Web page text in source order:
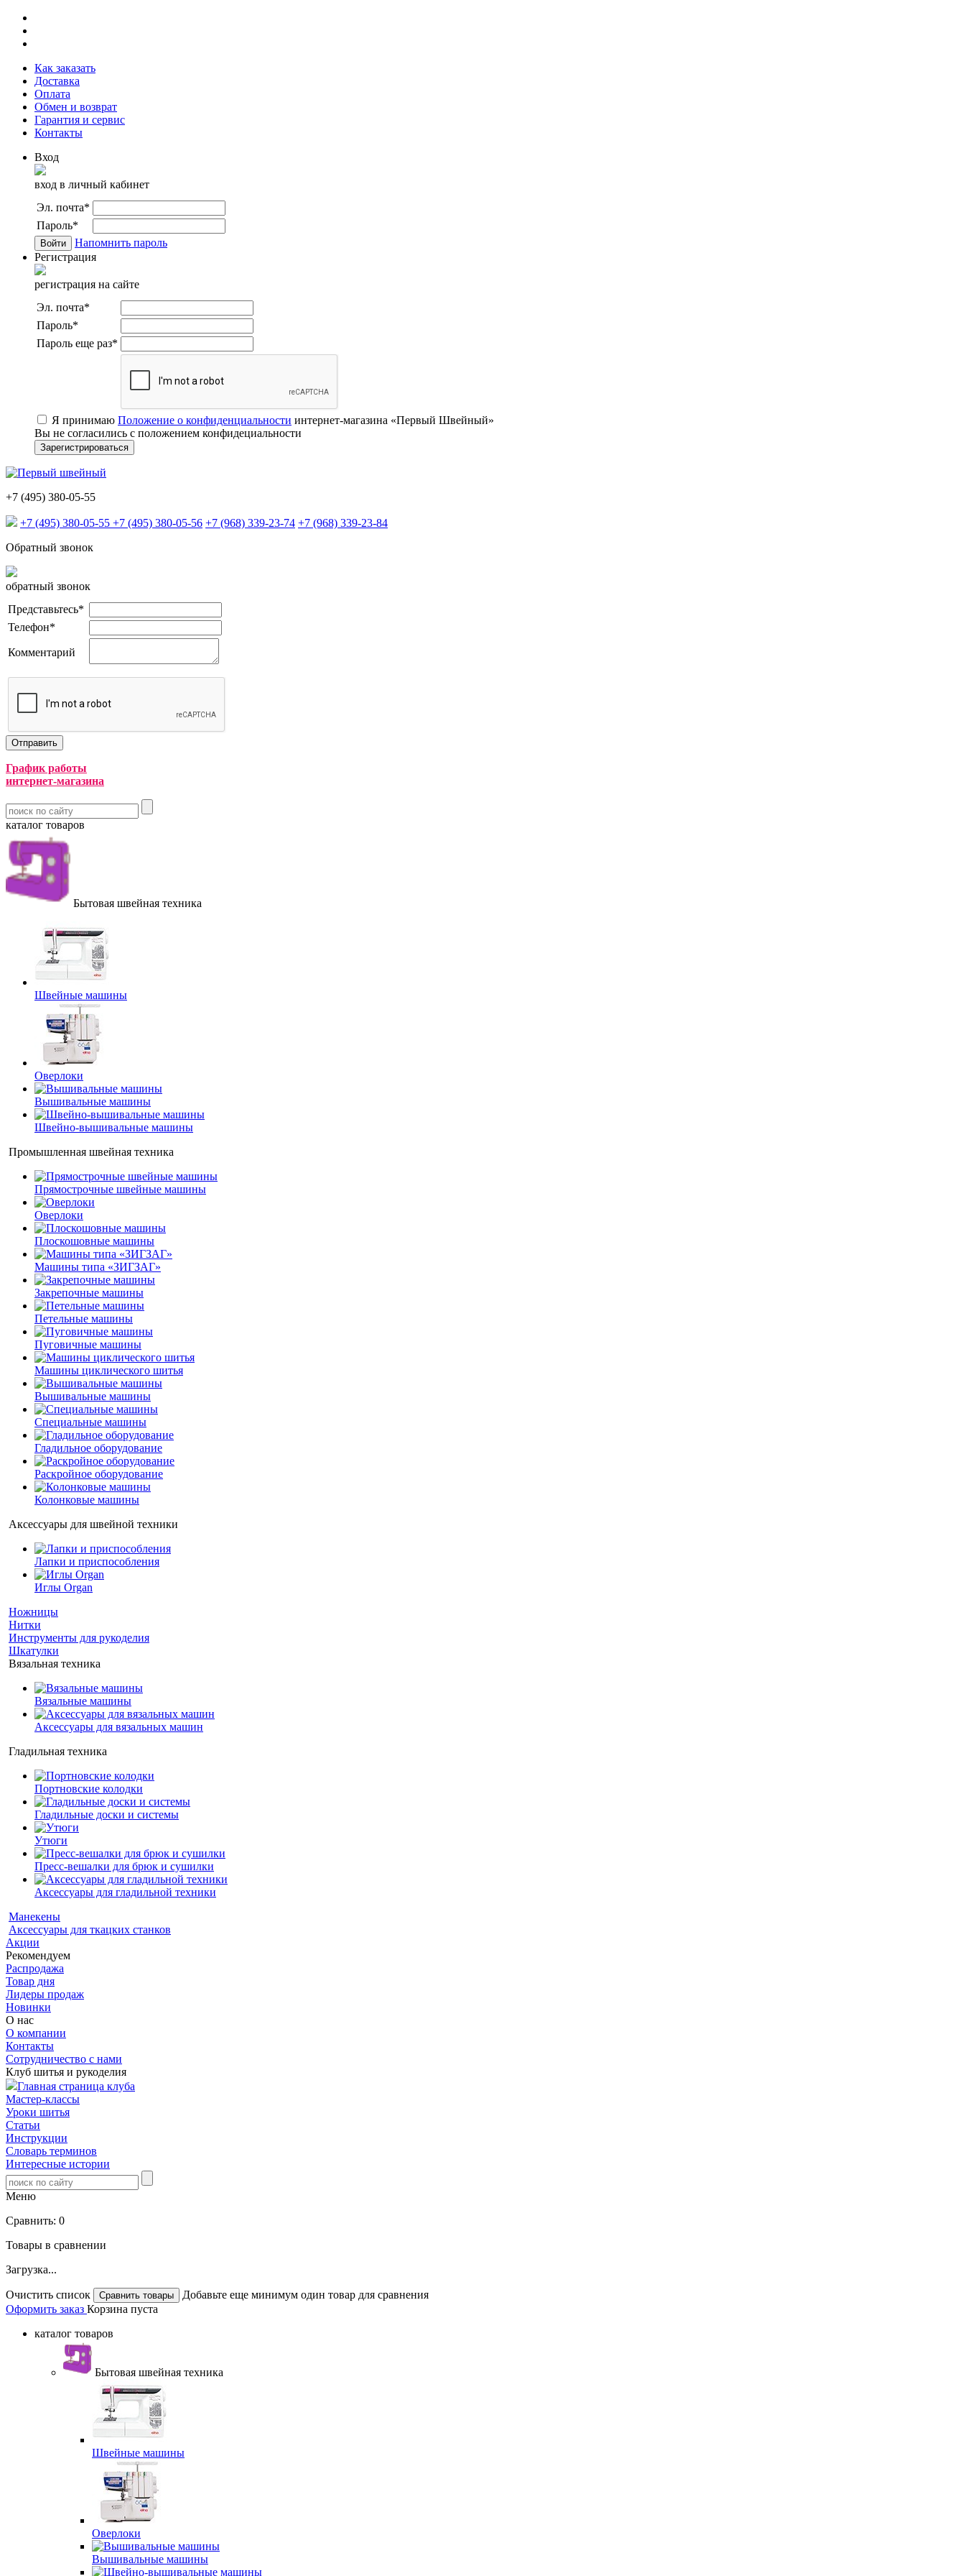
Как заказать
Доставка
Оплата
Обмен и возврат
Гарантия и сервис
Контакты
Вход
вход в личный кабинет
Эл. почта*
Пароль*
Напомнить пароль
Регистрация
регистрация на сайте
Эл. почта*
Пароль*
Пароль еще раз*
Я принимаю Положение о конфиденциальности интернет-магазина «Первый Швейный»
Вы не согласились с положением конфидециальности
+7 (495) 380-05-55
+7 (495) 380-05-55 +7 (495) 380-05-56 +7 (968) 339-23-74 +7 (968) 339-23-84
Обратный звонок
обратный звонок
Представьтесь*
Телефон*
Комментарий
График работы
интернет-магазина
каталог товаров
Бытовая швейная техника
Швейные машины
Оверлоки
Вышивальные машины
Швейно-вышивальные машины
Промышленная швейная техника
Прямострочные швейные машины
Оверлоки
Плоскошовные машины
Машины типа «ЗИГЗАГ»
Закрепочные машины
Петельные машины
Пуговичные машины
Машины циклического шитья
Вышивальные машины
Специальные машины
Гладильное оборудование
Раскройное оборудование
Колонковые машины
Аксессуары для швейной техники
Лапки и приспособления
Иглы Organ
Ножницы
Нитки
Инструменты для рукоделия
Шкатулки
Вязальная техника
Вязальные машины
Аксессуары для вязальных машин
Гладильная техника
Портновские колодки
Гладильные доски и системы
Утюги
Пресс-вешалки для брюк и сушилки
Аксессуары для гладильной техники
Манекены
Аксессуары для ткацких станков
Акции
Рекомендуем
Распродажа
Товар дня
Лидеры продаж
Новинки
О нас
О компании
Контакты
Сотрудничество с нами
Клуб шитья и рукоделия
Главная страница клуба
Мастер-классы
Уроки шитья
Статьи
Инструкции
Словарь терминов
Интересные истории
Меню
Сравнить: 0
Товары в сравнении
Загрузка...
Очистить список
Добавьте еще минимум один товар для сравнения
Оформить заказ Корзина пуста
каталог товаров
Бытовая швейная техника
Швейные машины
Оверлоки
Вышивальные машины